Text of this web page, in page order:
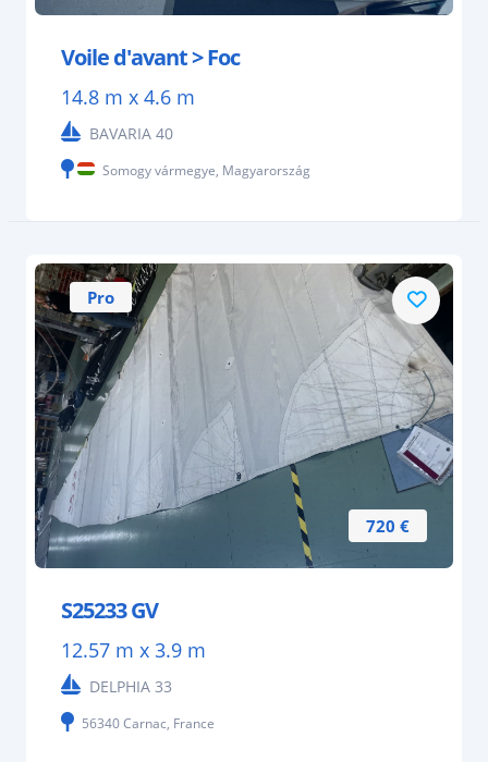
Voile d'avant > Foc
14.8 m x 4.6 m
BAVARIA 40
Somogy vármegye, Magyarország
720 €
Pro
S25233 GV
12.57 m x 3.9 m
DELPHIA 33
56340 Carnac, France